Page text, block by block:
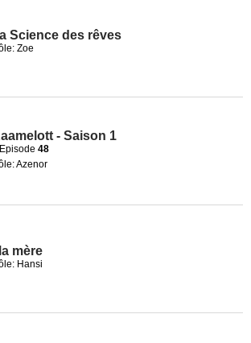
Science des rêves
Zoe
- Saison 1
48
Azenor
mère
Hansi